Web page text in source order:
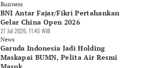
Business
BNI Antar Fajar/Fikri Pertahankan
Gelar China Open 2026
27 Jul 2026, 11:45 WIB
News
Garuda Indonesia Jadi Holding
Maskapai BUMN, Pelita Air Resmi